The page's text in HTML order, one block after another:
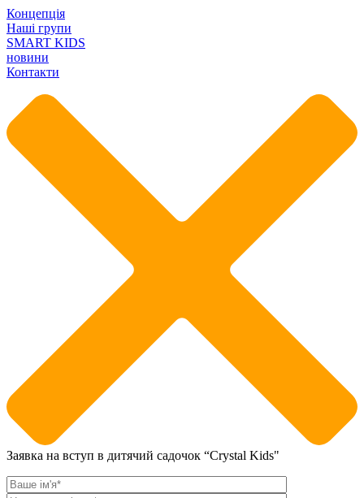
Концепція
Наші групи
SMART KIDS
новини
Контакти
Заявка на вступ в дитячий садочок “Crystal Kids"